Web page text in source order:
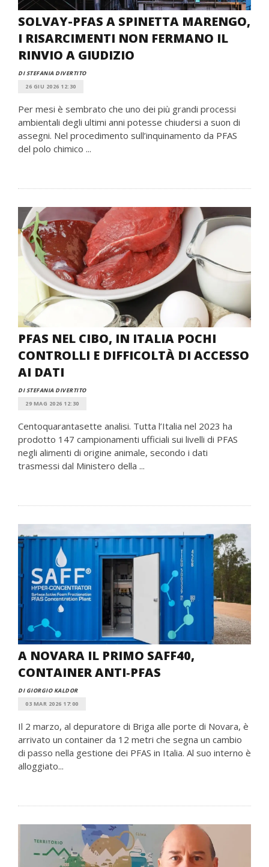
SOLVAY-PFAS A SPINETTA MARENGO,
I RISARCIMENTI NON FERMANO IL
RINVIO A GIUDIZIO
DI STEFANIA DIVERTITO
26 GIU 2026 12:30
Per mesi è sembrato che uno dei più grandi processi
ambientali degli ultimi anni potesse chiudersi a suon di
assegni. Nel procedimento sull’inquinamento da PFAS
del polo chimico ...
PFAS NEL CIBO, IN ITALIA POCHI
CONTROLLI E DIFFICOLTÀ DI ACCESSO
AI DATI
DI STEFANIA DIVERTITO
29 MAG 2026 12:30
Centoquarantasette analisi. Tutta l’Italia nel 2023 ha
prodotto 147 campionamenti ufficiali sui livelli di PFAS
negli alimenti di origine animale, secondo i dati
trasmessi dal Ministero della ...
A NOVARA IL PRIMO SAFF40,
CONTAINER ANTI‑PFAS
DI GIORGIO KALDOR
03 MAR 2026 17:00
Il 2 marzo, al depuratore di Briga alle porte di Novara, è
arrivato un container da 12 metri che segna un cambio
di passo nella gestione dei PFAS in Italia. Al suo interno è
alloggiato...